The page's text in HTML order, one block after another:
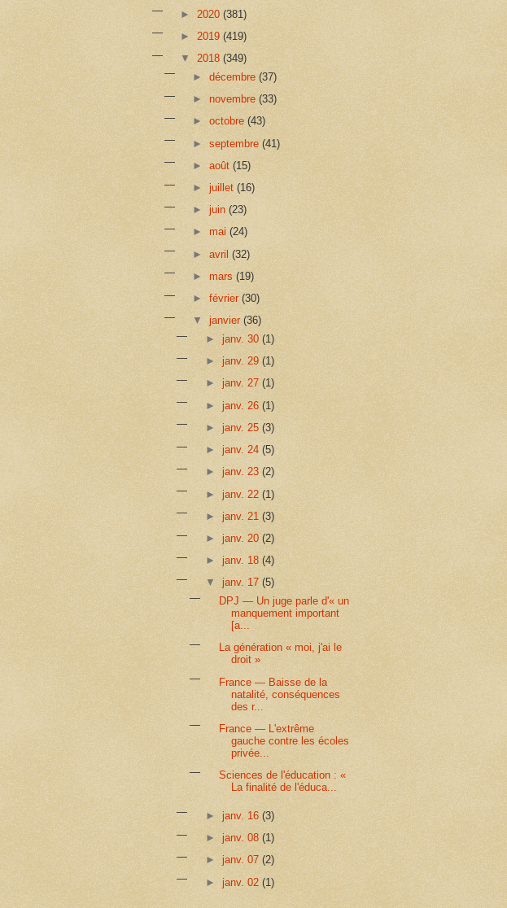
► 2020 (381)
► 2019 (419)
▼ 2018 (349)
►décembre(37)
► novembre(33)
►octobre(43)
►septembre(41)
►août(15)
►juillet(16)
►juin(23)
►mai(24)
►avril(32)
►mars(19)
►février(30)
▼janvier(36)
► janv. 30 (1)
► janv. 29 (1)
► janv. 27 (1)
► janv. 26 (1)
► janv. 25 (3)
► janv. 24 (5)
► janv. 23 (2)
► janv. 22 (1)
► janv. 21 (3)
► janv. 20 (2)
► janv. 18 (4)
▼ janv. 17 (5)
DPJ — Un juge parle d'« un
manquement important
[a...
La génération « moi, j'ai le
droit »
France — Baisse de la
natalité, conséquences
des r...
France — L'extrême
gauche contre les écoles
privée...
Sciences de l'éducation : «
La finalité de l'éduca...
► janv. 16 (3)
► janv. 08 (1)
► janv. 07 (2)
► janv. 02 (1)